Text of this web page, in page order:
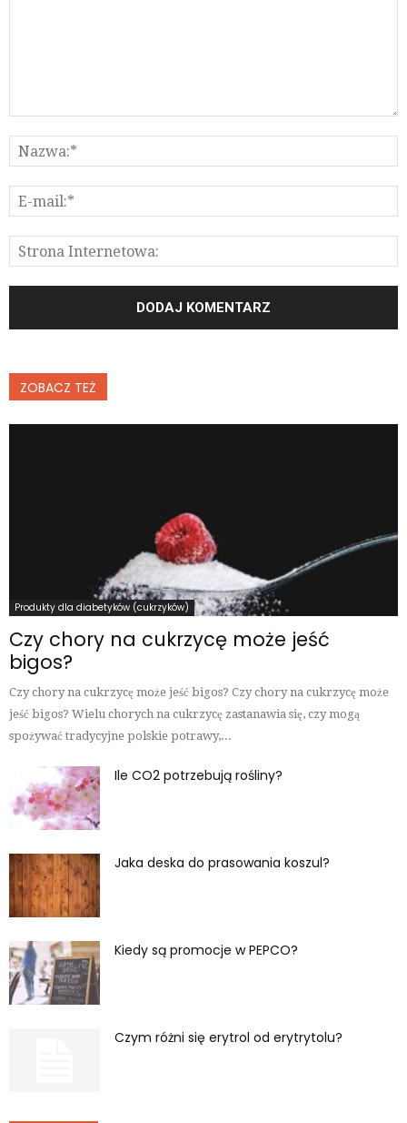
ZOBACZ TEŻ
Produkty dla diabetyków (cukrzyków)
Czy chory na cukrzycę może jeść
bigos?
Czy chory na cukrzycę może jeść bigos? Czy chory na cukrzycę może
jeść bigos? Wielu chorych na cukrzycę zastanawia się, czy mogą
spożywać tradycyjne polskie potrawy,...
Ile CO2 potrzebują rośliny?
Jaka deska do prasowania koszul?
Kiedy są promocje w PEPCO?
Czym różni się erytrol od erytrytolu?